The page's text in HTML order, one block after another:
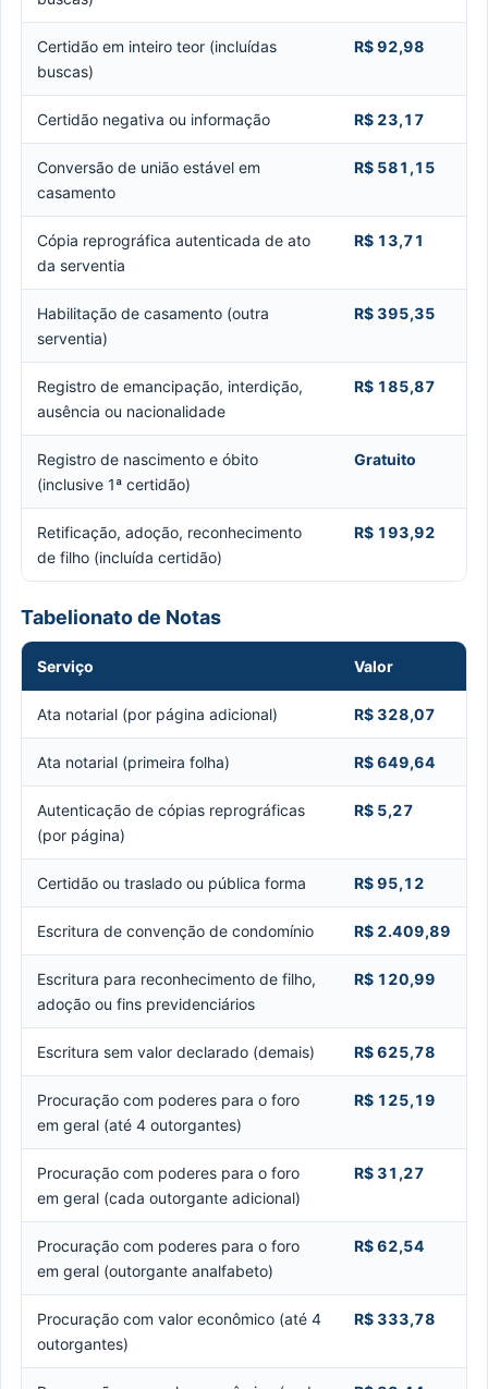
Certidão em inteiro teor (incluídas
buscas)
R$ 92,98
Certidão negativa ou informação R$ 23,17
Conversão de união estável em
casamento
R$ 581,15
Cópia reprográfica autenticada de ato
da serventia
R$ 13,71
Habilitação de casamento (outra
serventia)
R$ 395,35
Registro de emancipação, interdição,
ausência ou nacionalidade
R$ 185,87
Registro de nascimento e óbito
(inclusive 1ª certidão)
Gratuito
Retificação, adoção, reconhecimento
de filho (incluída certidão)
R$ 193,92
Tabelionato de Notas
Serviço Valor
Ata notarial (por página adicional) R$ 328,07
Ata notarial (primeira folha) R$ 649,64
Autenticação de cópias reprográficas
(por página)
R$ 5,27
Certidão ou traslado ou pública forma R$ 95,12
Escritura de convenção de condomínio R$ 2.409,89
Escritura para reconhecimento de filho,
adoção ou fins previdenciários
R$ 120,99
Escritura sem valor declarado (demais) R$ 625,78
Procuração com poderes para o foro
em geral (até 4 outorgantes)
R$ 125,19
Procuração com poderes para o foro
em geral (cada outorgante adicional)
R$ 31,27
Procuração com poderes para o foro
em geral (outorgante analfabeto)
R$ 62,54
Procuração com valor econômico (até 4
outorgantes)
R$ 333,78